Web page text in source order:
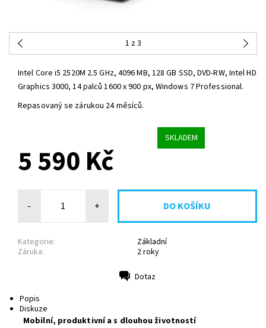
1 z 3
Intel Core i5 2520M 2.5 GHz, 4096 MB, 128 GB SSD, DVD-RW, Intel HD
Graphics 3000, 14 palců 1600 x 900 px, Windows 7 Professional.
Repasovaný se zárukou 24 měsíců.
SKLADEM
5 590 Kč
- +
Kategorie:
Základní
Záruka:
2 roky
Dotaz
Popis
Diskuze
Mobilní, produktivní a s dlouhou životností